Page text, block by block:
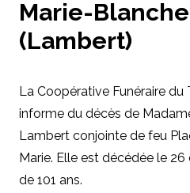
Marie-
(Lambert)
La Coopérative Funéraire du
informe du décès de
Lambert conjointe de feu
Marie. Elle est décédée le 26
de 101 ans.